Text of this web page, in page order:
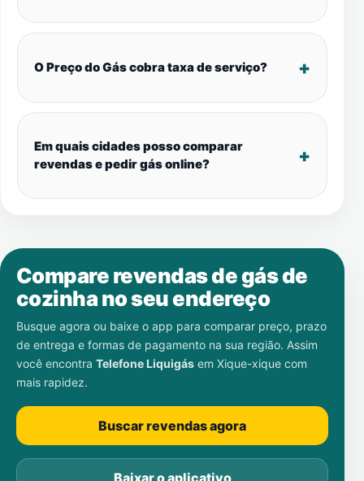
O Preço do Gás cobra taxa de serviço?
Em quais cidades posso comparar
revendas e pedir gás online?
Compare revendas de gás de
cozinha no seu endereço
Busque agora ou baixe o app para comparar preço, prazo
de entrega e formas de pagamento na sua região. Assim
você encontra Telefone Liquigás em Xique-xique com
mais rapidez.
Buscar revendas agora
Baixar o aplicativo